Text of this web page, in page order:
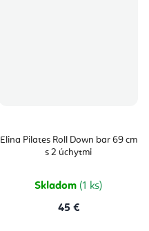
Elina Pilates Roll Down bar 69 cm
s 2 úchytmi
Skladom (1 ks)
45 €